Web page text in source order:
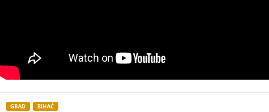
GRAD BIHAĆ